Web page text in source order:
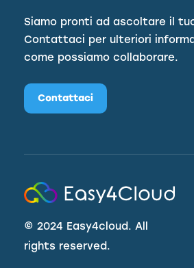
Siamo pronti ad ascoltare il
Contattaci per ulteriori
come possiamo collaborare.
Contattaci
© 2024 Easy4cloud. All
rights reserved.